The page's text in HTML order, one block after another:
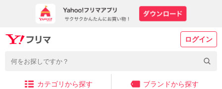
ログイン
カテゴリから探す ブランドから探す